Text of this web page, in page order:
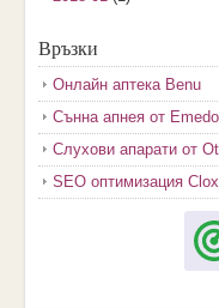
2017-11
2017-10(3)
2017-08(3)
2017-07(1)
2017-06(2)
Връзки
Онлайн аптека Benu
Сънна апнея от Emedo
Слухови апарати от
SEO оптимизация